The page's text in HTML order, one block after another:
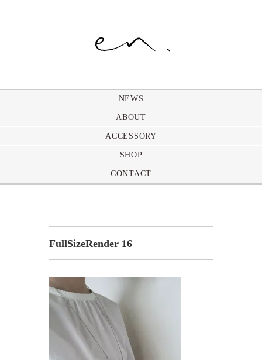
NEWS
ABOUT
ACCESSORY
SHOP
CONTACT
FullSizeRender 16